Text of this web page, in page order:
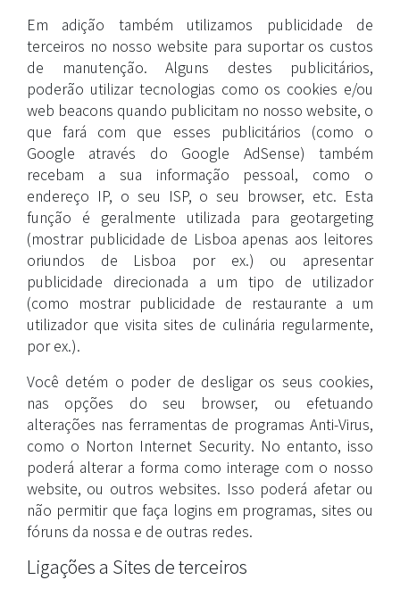
Em adição também utilizamos publicidade de
terceiros no nosso website para suportar os custos
de manutenção. Alguns destes publicitários,
poderão utilizar tecnologias como os cookies e/ou
web beacons quando publicitam no nosso website, o
que fará com que esses publicitários (como o
Google através do Google AdSense) também
recebam a sua informação pessoal, como o
endereço IP, o seu ISP, o seu browser, etc. Esta
função é geralmente utilizada para geotargeting
(mostrar publicidade de Lisboa apenas aos leitores
oriundos de Lisboa por ex.) ou apresentar
publicidade direcionada a um tipo de utilizador
(como mostrar publicidade de restaurante a um
utilizador que visita sites de culinária regularmente,
por ex.).
Você detém o poder de desligar os seus cookies,
nas opções do seu browser, ou efetuando
alterações nas ferramentas de programas Anti-Virus,
como o Norton Internet Security. No entanto, isso
poderá alterar a forma como interage com o nosso
website, ou outros websites. Isso poderá afetar ou
não permitir que faça logins em programas, sites ou
fóruns da nossa e de outras redes.
Ligações a Sites de terceiros